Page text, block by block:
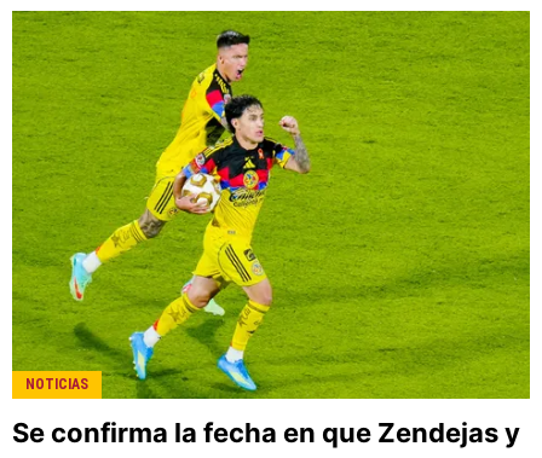
NOTICIAS
Se confirma la fecha en que Zendejas y